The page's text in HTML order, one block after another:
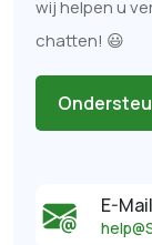
wij helpen u
chatten! 😃
E-